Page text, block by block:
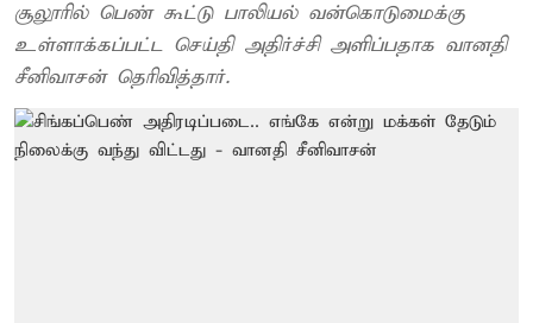
சூலூரில் பெண் கூட்டு பாலியல் வன்கொடுமைக்கு
உள்ளாக்கப்பட்ட செய்தி அதிர்ச்சி அளிப்பதாக வானதி
சீனிவாசன் தெரிவித்தார்.